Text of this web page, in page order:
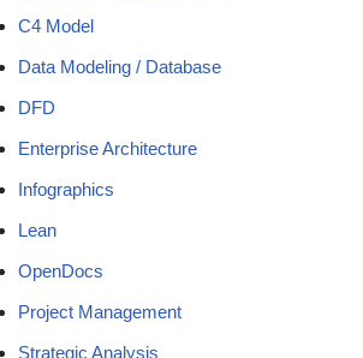
C4 Model
Data Modeling / Database
DFD
Enterprise Architecture
Infographics
Lean
OpenDocs
Project Management
Strategic Analysis